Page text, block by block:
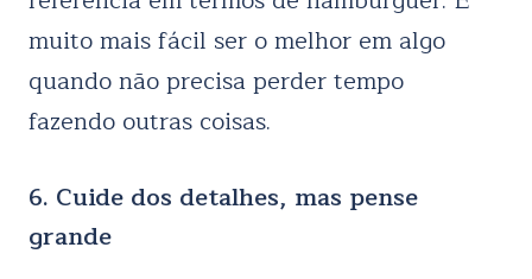
muito mais fácil ser o melhor em algo
quando não precisa perder tempo
fazendo outras coisas.
6. Cuide dos detalhes, mas pense
grande